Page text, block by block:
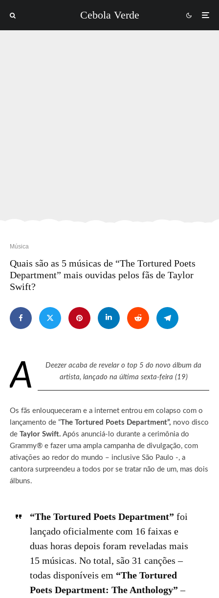
Cebola Verde
Música
Quais são as 5 músicas de “The Tortured Poets
Department” mais ouvidas pelos fãs de Taylor
Swift?
A
Deezer acaba de revelar o top 5 do novo álbum da
artista, lançado na última sexta-feira (19)
Os fãs enlouqueceram e a internet entrou em colapso com o
lançamento de “The Tortured Poets Department”, novo disco
de Taylor Swift. Após anunciá-lo durante a cerimônia do
Grammy® e fazer uma ampla campanha de divulgação, com
ativações ao redor do mundo – inclusive São Paulo -, a
cantora surpreendeu a todos por se tratar não de um, mas dois
álbuns.
“The Tortured Poets Department” foi
lançado oficialmente com 16 faixas e
duas horas depois foram reveladas mais
15 músicas. No total, são 31 canções –
todas disponíveis em “The Tortured
Poets Department: The Anthology” –